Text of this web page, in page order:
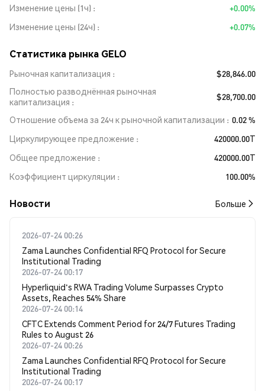
Изменение цены (1ч)
+0.00%
Изменение цены (24ч)
+0.07%
Статистика рынка GELO
Рыночная капитализация
$28,846.00
Полностью разводнённая рыночная
капитализация
$28,700.00
Отношение объема за 24ч к рыночной капитализации
0.02 %
Циркулирующее предложение
420000.00T
Общее предложение
420000.00T
Коэффициент циркуляции
100.00%
Новости Больше
2026-07-24 00:26
Zama Launches Confidential RFQ Protocol for Secure
Institutional Trading
2026-07-24 00:17
Hyperliquid's RWA Trading Volume Surpasses Crypto
Assets, Reaches 54% Share
2026-07-24 00:14
CFTC Extends Comment Period for 24/7 Futures Trading
Rules to August 26
2026-07-24 00:26
Zama Launches Confidential RFQ Protocol for Secure
Institutional Trading
2026-07-24 00:17